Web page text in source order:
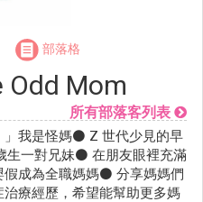
部落格
Mom
所有部落客列表
」我是怪媽⚫ Z 世代少見的早
生一對兄妹⚫ 在朋友眼裡充滿
成為全職媽媽⚫ 分享媽媽們
療經歷，希望能幫助更多媽